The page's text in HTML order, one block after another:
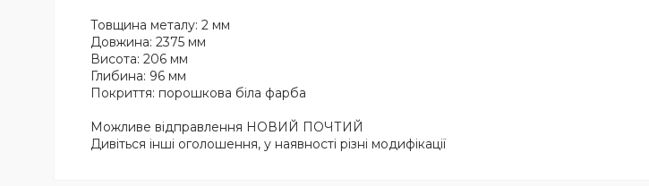
Товщина металу: 2 мм
Довжина: 2375 мм
Висота: 206 мм
Глибина: 96 мм
Покриття: порошкова біла фарба
Можливе відправлення НОВИЙ ПОЧТИЙ
Дивіться інші оголошення, у наявності різні модифікації